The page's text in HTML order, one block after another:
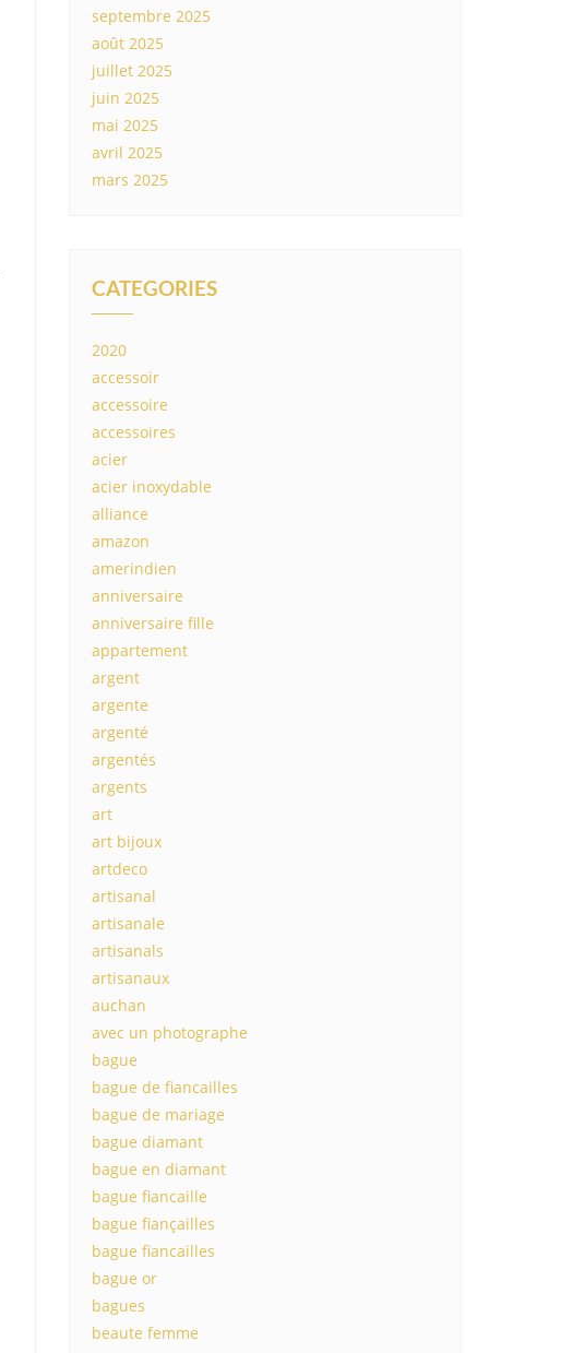
septembre 2025
août 2025
juillet 2025
juin 2025
mai 2025
avril 2025
mars 2025
CATEGORIES
2020
accessoir
accessoire
accessoires
acier
acier inoxydable
alliance
amazon
amerindien
anniversaire
anniversaire fille
appartement
argent
argente
argenté
argentés
argents
art
art bijoux
artdeco
artisanal
artisanale
artisanals
artisanaux
auchan
avec un photographe
bague
bague de fiancailles
bague de mariage
bague diamant
bague en diamant
bague fiancaille
bague fiançailles
bague fiancailles
bague or
bagues
beaute femme